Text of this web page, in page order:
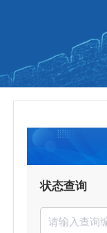
状态查询